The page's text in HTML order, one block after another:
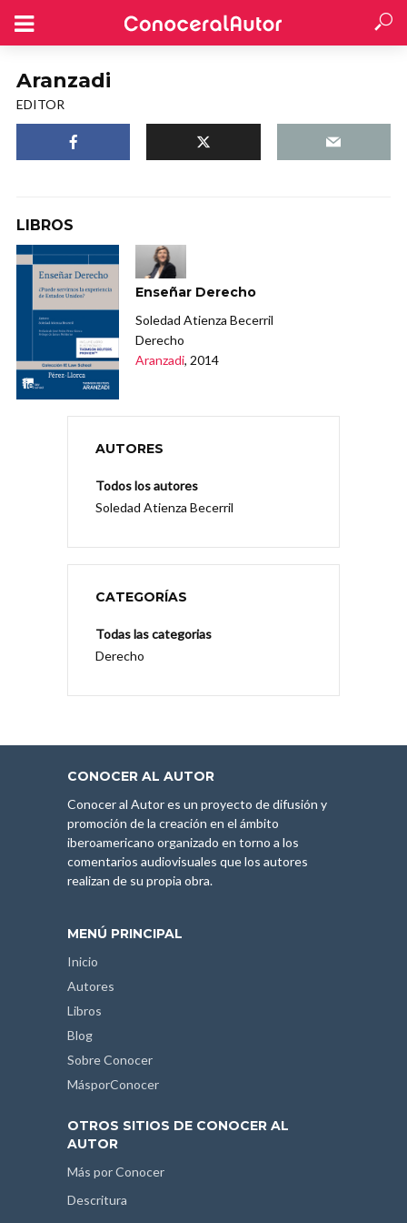
Aranzadi
EDITOR
LIBROS
Enseñar Derecho
Soledad Atienza Becerril
Derecho
Aranzadi, 2014
AUTORES
Todos los autores
Soledad Atienza Becerril
CATEGORÍAS
Todas las categorias
Derecho
CONOCER AL AUTOR
Conocer al Autor es un proyecto de difusión y
promoción de la creación en el ámbito
iberoamericano organizado en torno a los
comentarios audiovisuales que los autores
realizan de su propia obra.
MENÚ PRINCIPAL
Inicio
Autores
Libros
Blog
Sobre Conocer
MásporConocer
OTROS SITIOS DE CONOCER AL
AUTOR
Más por Conocer
Descritura